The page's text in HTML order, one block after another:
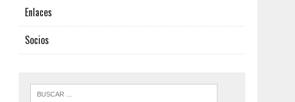
Enlaces
Socios